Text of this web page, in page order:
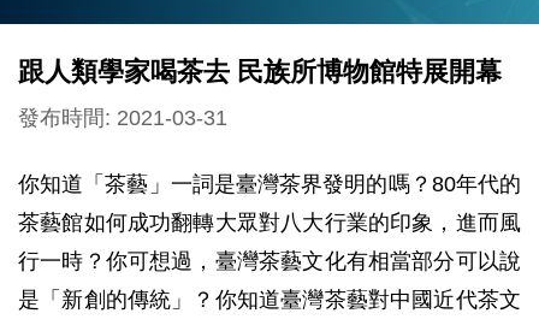
跟人類學家喝茶去 民族所博物館特展開幕
發布時間: 2021-03-31
你知道「茶藝」一詞是臺灣茶界發明的嗎？80年代的
茶藝館如何成功翻轉大眾對八大行業的印象，進而風
行一時？你可想過，臺灣茶藝文化有相當部分可以說
是「新創的傳統」？你知道臺灣茶藝對中國近代茶文